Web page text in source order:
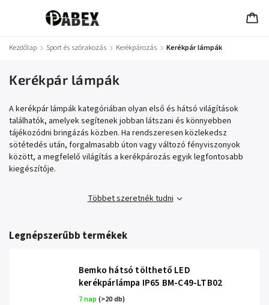
Kezdőlap / Sport és szórakozás / Kerékpározás / Kerékpár lámpák
Kerékpár lámpák
A kerékpár lámpák kategóriában olyan első és hátsó világítások
találhatók, amelyek segítenek jobban látszani és könnyebben
tájékozódni bringázás közben. Ha rendszeresen közlekedsz
sötétedés után, forgalmasabb úton vagy változó fényviszonyok
között, a megfelelő világítás a kerékpározás egyik legfontosabb
kiegészítője.
Többet szeretnék tudni
Legnépszerűbb termékek
Bemko hátsó tölthető LED
kerékpárlámpa IP65 BM-C49-LTB02
7 nap(>20 db)